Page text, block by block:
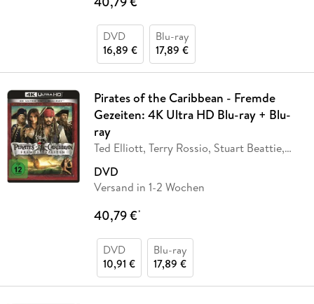
DVD
16,89 €
Blu-ray
17,89 €
Pirates of the Caribbean - Fremde
Gezeiten: 4K Ultra HD Blu-ray + Blu-
ray
Ted Elliott, Terry Rossio, Stuart Beattie,
DVD
Versand in 1-2 Wochen
40,79 €*
DVD
10,91 €
Blu-ray
17,89 €